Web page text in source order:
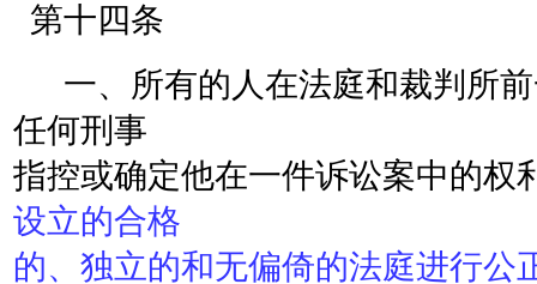
第十四条
一、所有的人在法庭和裁判所前
任何刑事
指控或确定他在一件诉讼案中的权
设立的合格
的、独立的和无偏倚的法庭进行公